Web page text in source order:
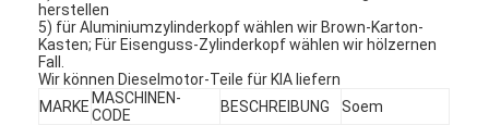
Werksbesichtigung
Qualitätskontrolle
herstellen
5) für Aluminiumzylinderkopf wählen wir Brown-Karton-
Kasten; Für Eisenguss-Zylinderkopf wählen wir hölzernen
Fall.
Wir können Dieselmotor-Teile für KIA liefern
MARKE MASCHINEN-
CODE
BESCHREIBUNG Soem